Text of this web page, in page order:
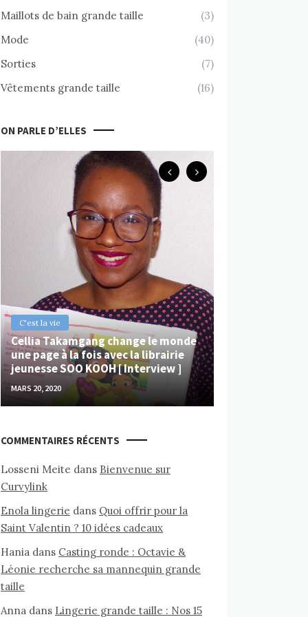
Maillots de bain grande taille
(3)
Mode
(40)
Sorties
(7)
Vêtements grande taille
(16)
ON PARLE D’ELLES
C'est la vie
Cellia Takamgang change le monde
une page à la fois avec la librairie
jeunesse SOO KOOH [ Interview ]
MARS 20, 2020
COMMENTAIRES RÉCENTS
Losseni Meite dans Bienvenue sur
Curvylink
Enola lingerie dans Quoi offrir pour la
Saint Valentin ? 10 idées cadeaux
Hania dans Casting ronde : Octavie &
Léonie recherche sa mannequin grande
taille
Anna dans Lingerie grande taille : Nos 15